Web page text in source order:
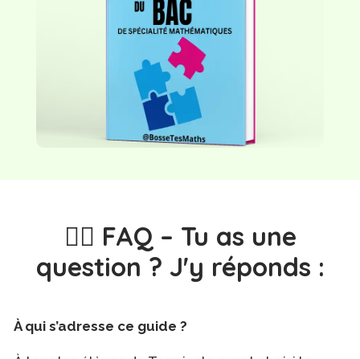
🙋‍♂️ FAQ – Tu as une
question ? J'y réponds :
À qui s’adresse ce guide ?